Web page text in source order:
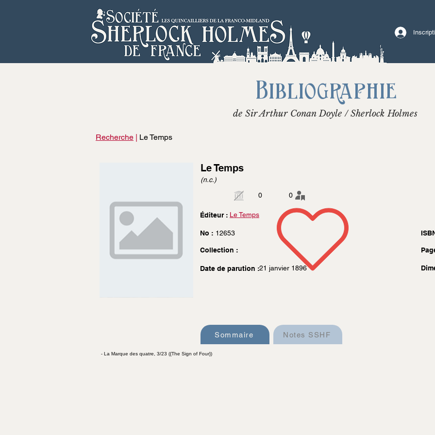
Bibliographie
de Sir Arthur Conan Doyle / Sherlock Holmes
Recherche | Le Temps
Le Temps
(n.c.)
0
0
Éditeur : Le Temps
No : 12653
Collection :
Date de parution :21 janvier 1896
Sommaire Notes SSHF
- La Marque des quatre, 3/23 ({The Sign of Four})